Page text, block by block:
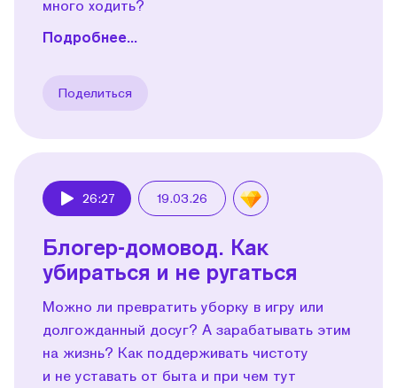
много ходить?
Подробнее...
Поделиться
26:27 19.03.26
Блогер-домовод. Как
убираться и не ругаться
Можно ли превратить уборку в игру или
долгожданный досуг? А зарабатывать этим
на жизнь? Как поддерживать чистоту
и не уставать от быта и при чем тут